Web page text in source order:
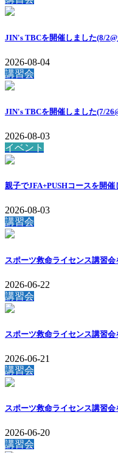
JIN's TBCを開催しました(8/
2026-08-04
講習会
JIN's TBCを開催しました(7/
2026-08-03
イベント
親子でJFA+PUSHコースを開催
2026-08-03
講習会
スポーツ救命ライセンス講習
2026-06-22
講習会
スポーツ救命ライセンス講習
2026-06-21
講習会
スポーツ救命ライセンス講習
2026-06-20
講習会